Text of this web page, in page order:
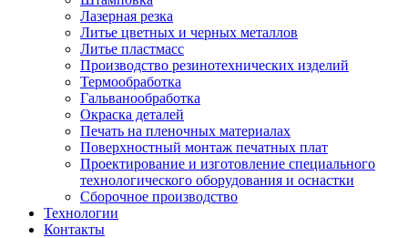
Лазерная резка
Литье цветных и черных металлов
Литье пластмасс
Производство резинотехнических изделий
Термообработка
Гальванообработка
Окраска деталей
Печать на пленочных материалах
Поверхностный монтаж печатных плат
Проектирование и изготовление специального
технологического оборудования и оснастки
Сборочное производство
Технологии
Контакты